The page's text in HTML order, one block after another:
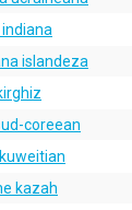
indiana
islandeza
coreean
kazah